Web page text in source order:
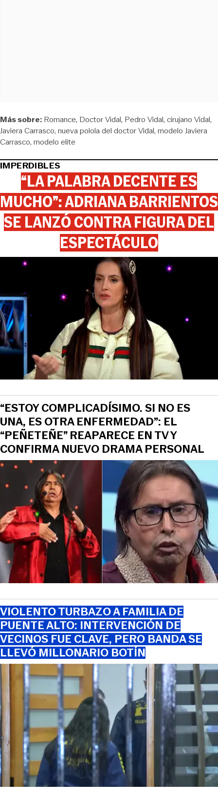
Más sobre: Romance Doctor Vidal Pedro Vidal cirujano Vidal
Javiera Carrasco nueva polola del doctor Vidal modelo Javiera
Carrasco modelo elite
IMPERDIBLES
“LA PALABRA DECENTE ES
MUCHO”: ADRIANA BARRIENTOS
SE LANZÓ CONTRA FIGURA DEL
ESPECTÁCULO
“ESTOY COMPLICADÍSIMO. SI NO ES
UNA, ES OTRA ENFERMEDAD”: EL
“PEÑETEÑE” REAPARECE EN TV Y
CONFIRMA NUEVO DRAMA PERSONAL
VIOLENTO TURBAZO A FAMILIA DE
PUENTE ALTO: INTERVENCIÓN DE
VECINOS FUE CLAVE, PERO BANDA SE
LLEVÓ MILLONARIO BOTÍN